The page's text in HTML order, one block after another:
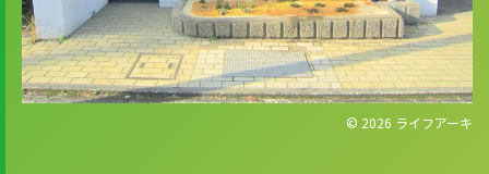
© 2026 ライフアーキ